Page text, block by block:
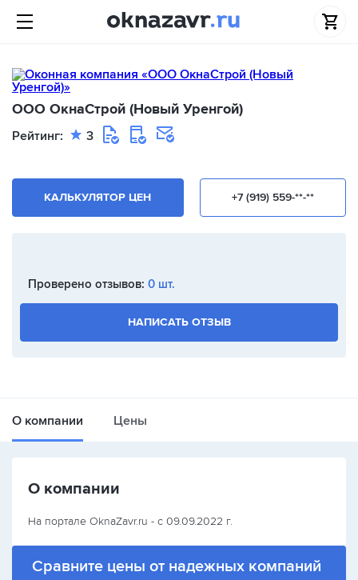
ООО ОкнаСтрой (Новый Уренгой)
Рейтинг: 3
+7 (919) 559-**-**
КАЛЬКУЛЯТОР ЦЕН
Проверено отзывов: 0 шт.
НАПИСАТЬ ОТЗЫВ
О компании Цены
О компании
На портале OknaZavr.ru - с 09.09.2022 г.
Сравните цены от надежных компаний